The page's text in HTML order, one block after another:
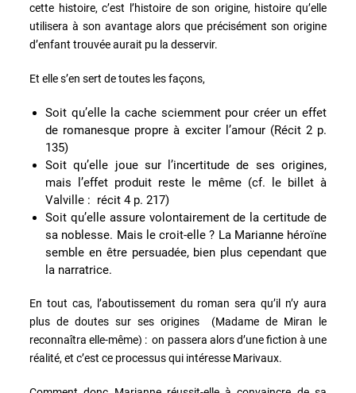
cette histoire, c’est l’histoire de son origine, histoire qu’elle
utilisera à son avantage alors que précisément son origine
d’enfant trouvée aurait pu la desservir.
Et elle s’en sert de toutes les façons,
Soit qu’elle la cache sciemment pour créer un effet
de romanesque propre à exciter l’amour (Récit 2 p.
135)
Soit qu’elle joue sur l’incertitude de ses origines,
mais l’effet produit reste le même (cf. le billet à
Valville : récit 4 p. 217)
Soit qu’elle assure volontairement de la certitude de
sa noblesse. Mais le croit-elle ? La Marianne héroïne
semble en être persuadée, bien plus cependant que
la narratrice.
En tout cas, l’aboutissement du roman sera qu’il n’y aura
plus de doutes sur ses origines (Madame de Miran le
reconnaîtra elle-même) : on passera alors d’une fiction à une
réalité, et c’est ce processus qui intéresse Marivaux.